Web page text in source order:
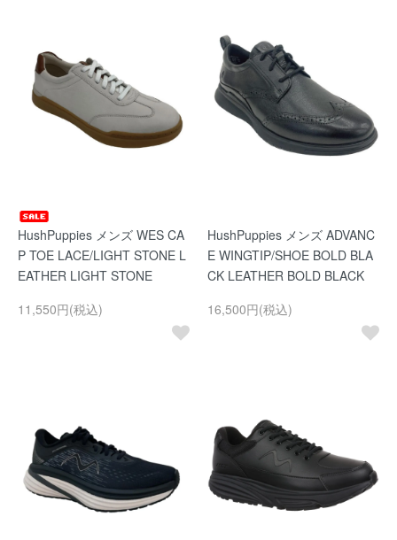
HushPuppies メンズ WES CA
P TOE LACE/LIGHT STONE L
EATHER LIGHT STONE
11,550円(税込)
HushPuppies メンズ ADVANC
E WINGTIP/SHOE BOLD BLA
CK LEATHER BOLD BLACK
16,500円(税込)